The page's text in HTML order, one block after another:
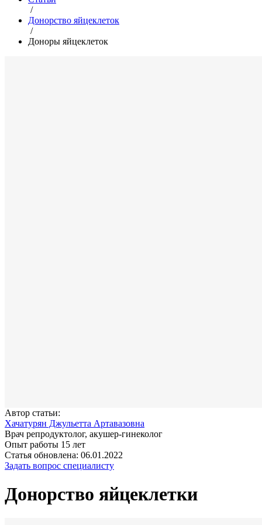
/
Донорство яйцеклеток
/
Доноры яйцеклеток
Автор статьи:
Хачатурян Джульетта Артавазовна
Врач репродуктолог, акушер-гинеколог
Опыт работы 15 лет
Статья обновлена: 06.01.2022
Задать вопрос специалисту
Донорство яйцеклетки